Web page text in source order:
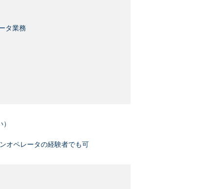
タ業務
オペレータの経験者でも可